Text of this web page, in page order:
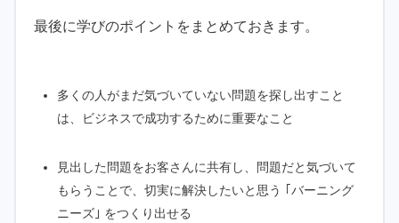
最後に学びのポイントをまとめておきます。
多くの人がまだ気づいていない問題を探し出すこと
は、ビジネスで成功するために重要なこと
見出した問題をお客さんに共有し、問題だと気づいて
もらうことで、切実に解決したいと思う ｢バーニング
ニーズ｣ をつくり出せる